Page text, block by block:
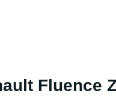
Fluence